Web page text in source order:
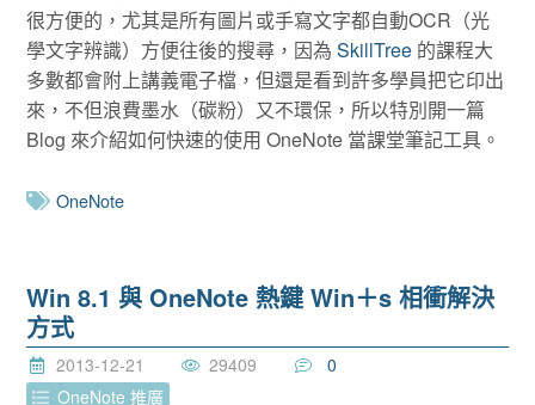
很方便的，尤其是所有圖片或手寫文字都自動OCR（光
學文字辨識）方便往後的搜尋，因為SkillTree 的課程大
多數都會附上講義電子檔，但還是看到許多學員把它印出
來，不但浪費墨水（碳粉）又不環保，所以特別開一篇
Blog 來介紹如何快速的使用 OneNote 當課堂筆記工具。
OneNote
Win 8.1 與 OneNote 熱鍵 Win＋s 相衝解決
方式
2013-12-21 29409
0
OneNote 推廣